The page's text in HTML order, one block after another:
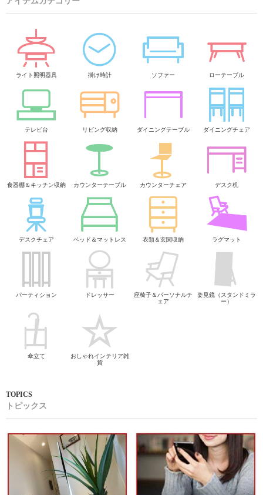
ライト照明器具 掛け時計 ソファー ローテーブル
テレビ台 リビング収納 ダイニングテーブル ダイニングチェア
食器棚＆キッチン収納 カウンターテーブル カウンターチェア デスク机
デスクチェア ベッド＆マットレス 衣類＆玄関収納 ラグマット
パーティション ドレッサー
座椅子＆パーソナルチ
ェア
姿見鏡（スタンドミラ
ー）
傘立て
おしゃれインテリア雑
貨
トピックス